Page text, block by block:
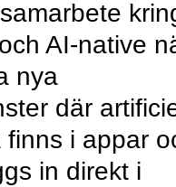
AI-native
nya
där
i appar
in direkt i